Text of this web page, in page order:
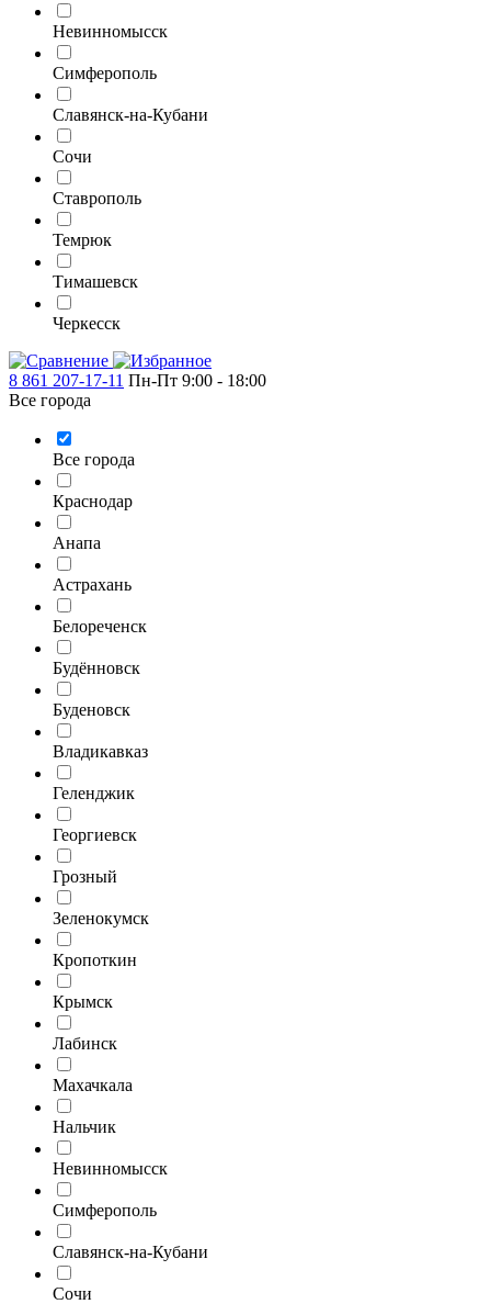
Невинномысск
Симферополь
Славянск-на-Кубани
Сочи
Ставрополь
Темрюк
Тимашевск
Черкесск
8 861 207-17-11 Пн-Пт 9:00 - 18:00
Все города
Все города
Краснодар
Анапа
Астрахань
Белореченск
Будённовск
Буденовск
Владикавказ
Геленджик
Георгиевск
Грозный
Зеленокумск
Кропоткин
Крымск
Лабинск
Махачкала
Нальчик
Невинномысск
Симферополь
Славянск-на-Кубани
Сочи